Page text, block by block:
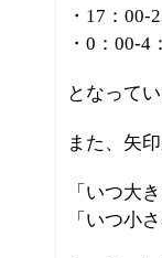
・17：00-
・0：00-4
となって
また、矢
「いつ大
「いつ小